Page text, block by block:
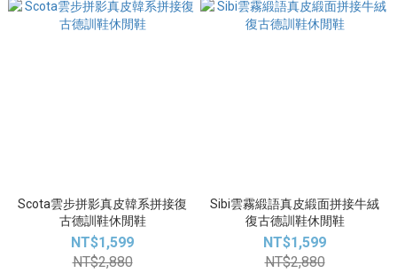
Scota雲步拼影真皮韓系拼接復
古德訓鞋休閒鞋
NT$1,599
NT$2,880
Sibi雲霧緞語真皮緞面拼接牛絨
復古德訓鞋休閒鞋
NT$1,599
NT$2,880